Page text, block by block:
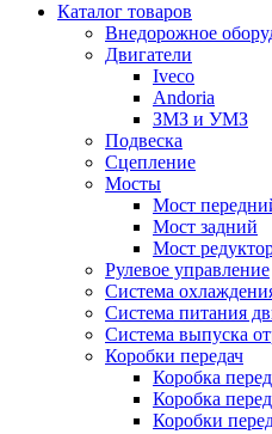
Каталог товаров
Внедорожное
Двигатели
Iveco
Andoria
ЗМЗ и УМЗ
Подвеска
Сцепление
Мосты
Мост
Мост задний
Мост
Рулевое управление
Система
Система питания
Система выпуска
Коробки передач
Коробка
Коробка
Коробки